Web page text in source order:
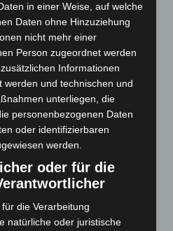
in einer Weise, auf welche
Daten ohne Hinzuziehung
nicht mehr einer
Person zugeordnet werden
Informationen
werden und technischen und
unterliegen, die
personenbezogenen Daten
oder identifizierbaren
werden.
oder für die
die Verarbeitung
natürliche oder juristische